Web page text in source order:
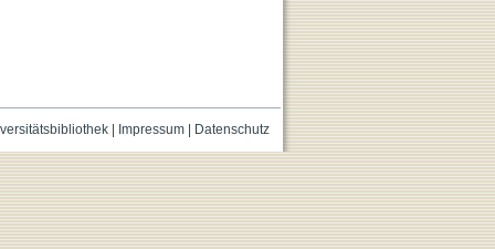
| Impressum| Datenschutz